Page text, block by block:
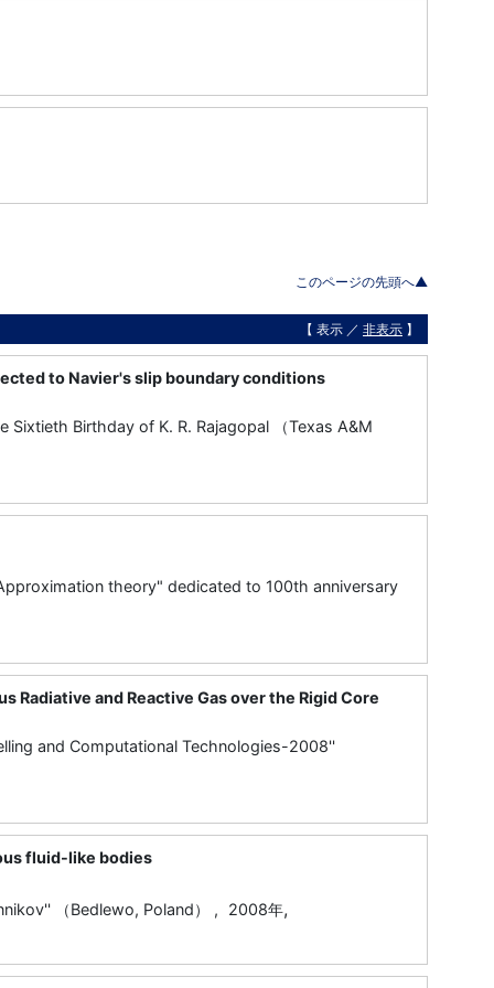
このページの先頭へ▲
【 表示 ／ 非表示 】
to Navier's slip boundary conditions
Birthday of K. R. Rajagopal （Texas A&M
theory" dedicated to 100th anniversary
Radiative and Reactive Gas over the Rigid Core
and Computational Technologies-2008''
fluid-like bodies
（Bedlewo, Poland） ,
2008年,